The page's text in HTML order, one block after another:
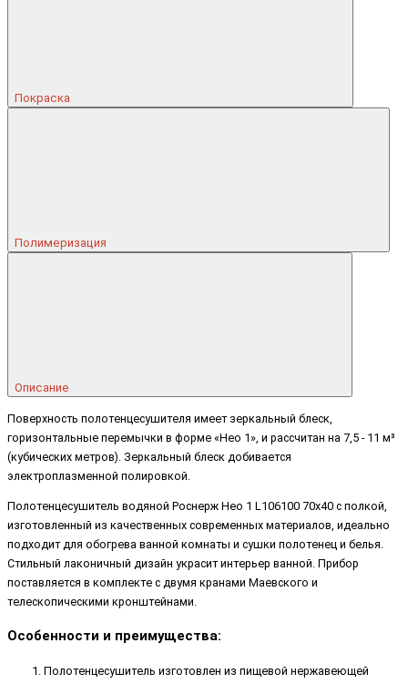
Покраска
Полимеризация
Описание
Поверхность полотенцесушителя имеет зеркальный блеск,
горизонтальные перемычки в форме «Нео 1», и рассчитан на 7,5 - 11 м³
(кубических метров). Зеркальный блеск добивается
электроплазменной полировкой.
Полотенцесушитель водяной Роснерж Нео 1 L106100 70x40 с полкой,
изготовленный из качественных современных материалов, идеально
подходит для обогрева ванной комнаты и сушки полотенец и белья.
Стильный лаконичный дизайн украсит интерьер ванной. Прибор
поставляется в комплекте с двумя кранами Маевского и
телескопическими кронштейнами.
Особенности и преимущества:
Полотенцесушитель изготовлен из пищевой нержавеющей